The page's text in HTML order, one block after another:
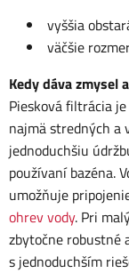
vyššia
väčšie
Kedy dáva zmysel
Piesková filtrácia
najmä stredných a
jednoduchšiu
používaní bazéna.
umožňuje
ohrev vody. Pri
zbytočne robustné
s jednoduchším